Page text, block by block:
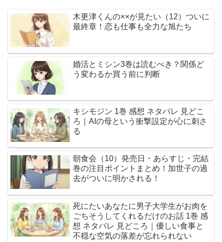
木更津くんの××が見たい（12）ついに
最終章！恋も仕事も全力な旭たち
婚活とミシン3巻は読むべき？関係ど
う変わるか買う前に判断
キシモジン 1巻 感想 ネタバレ 見どこ
ろ｜AIの母という衝撃設定が心に刺さ
る
朝食会（10）発売日・あらすじ・完結
巻の注目ポイントまとめ！加世子の過
去がついに明かされる！
死にたいあなたに男子大学生がお肉を
ごちそうしてくれるだけのお話 1巻 感
想 ネタバレ 見どころ｜優しい食事と
不穏な空気の落差が忘れられない